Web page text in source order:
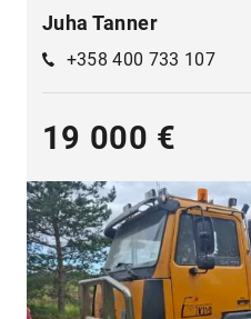
Juha Tanner
+358 400 733 107
19 000 €